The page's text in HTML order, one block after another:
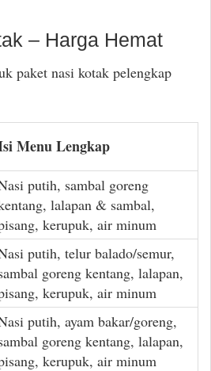
– Harga Hemat
paket nasi kotak pelengkap
Menu Lengkap
putih, sambal goreng
lalapan & sambal,
kerupuk, air minum
putih, telur balado/semur,
goreng kentang, lalapan,
kerupuk, air minum
putih, ayam bakar/goreng,
goreng kentang, lalapan,
kerupuk, air minum